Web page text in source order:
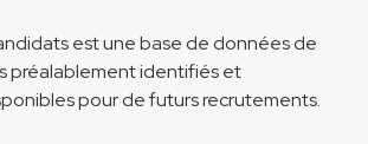
est une base de données de
préalablement identifiés et
pour de futurs recrutements.